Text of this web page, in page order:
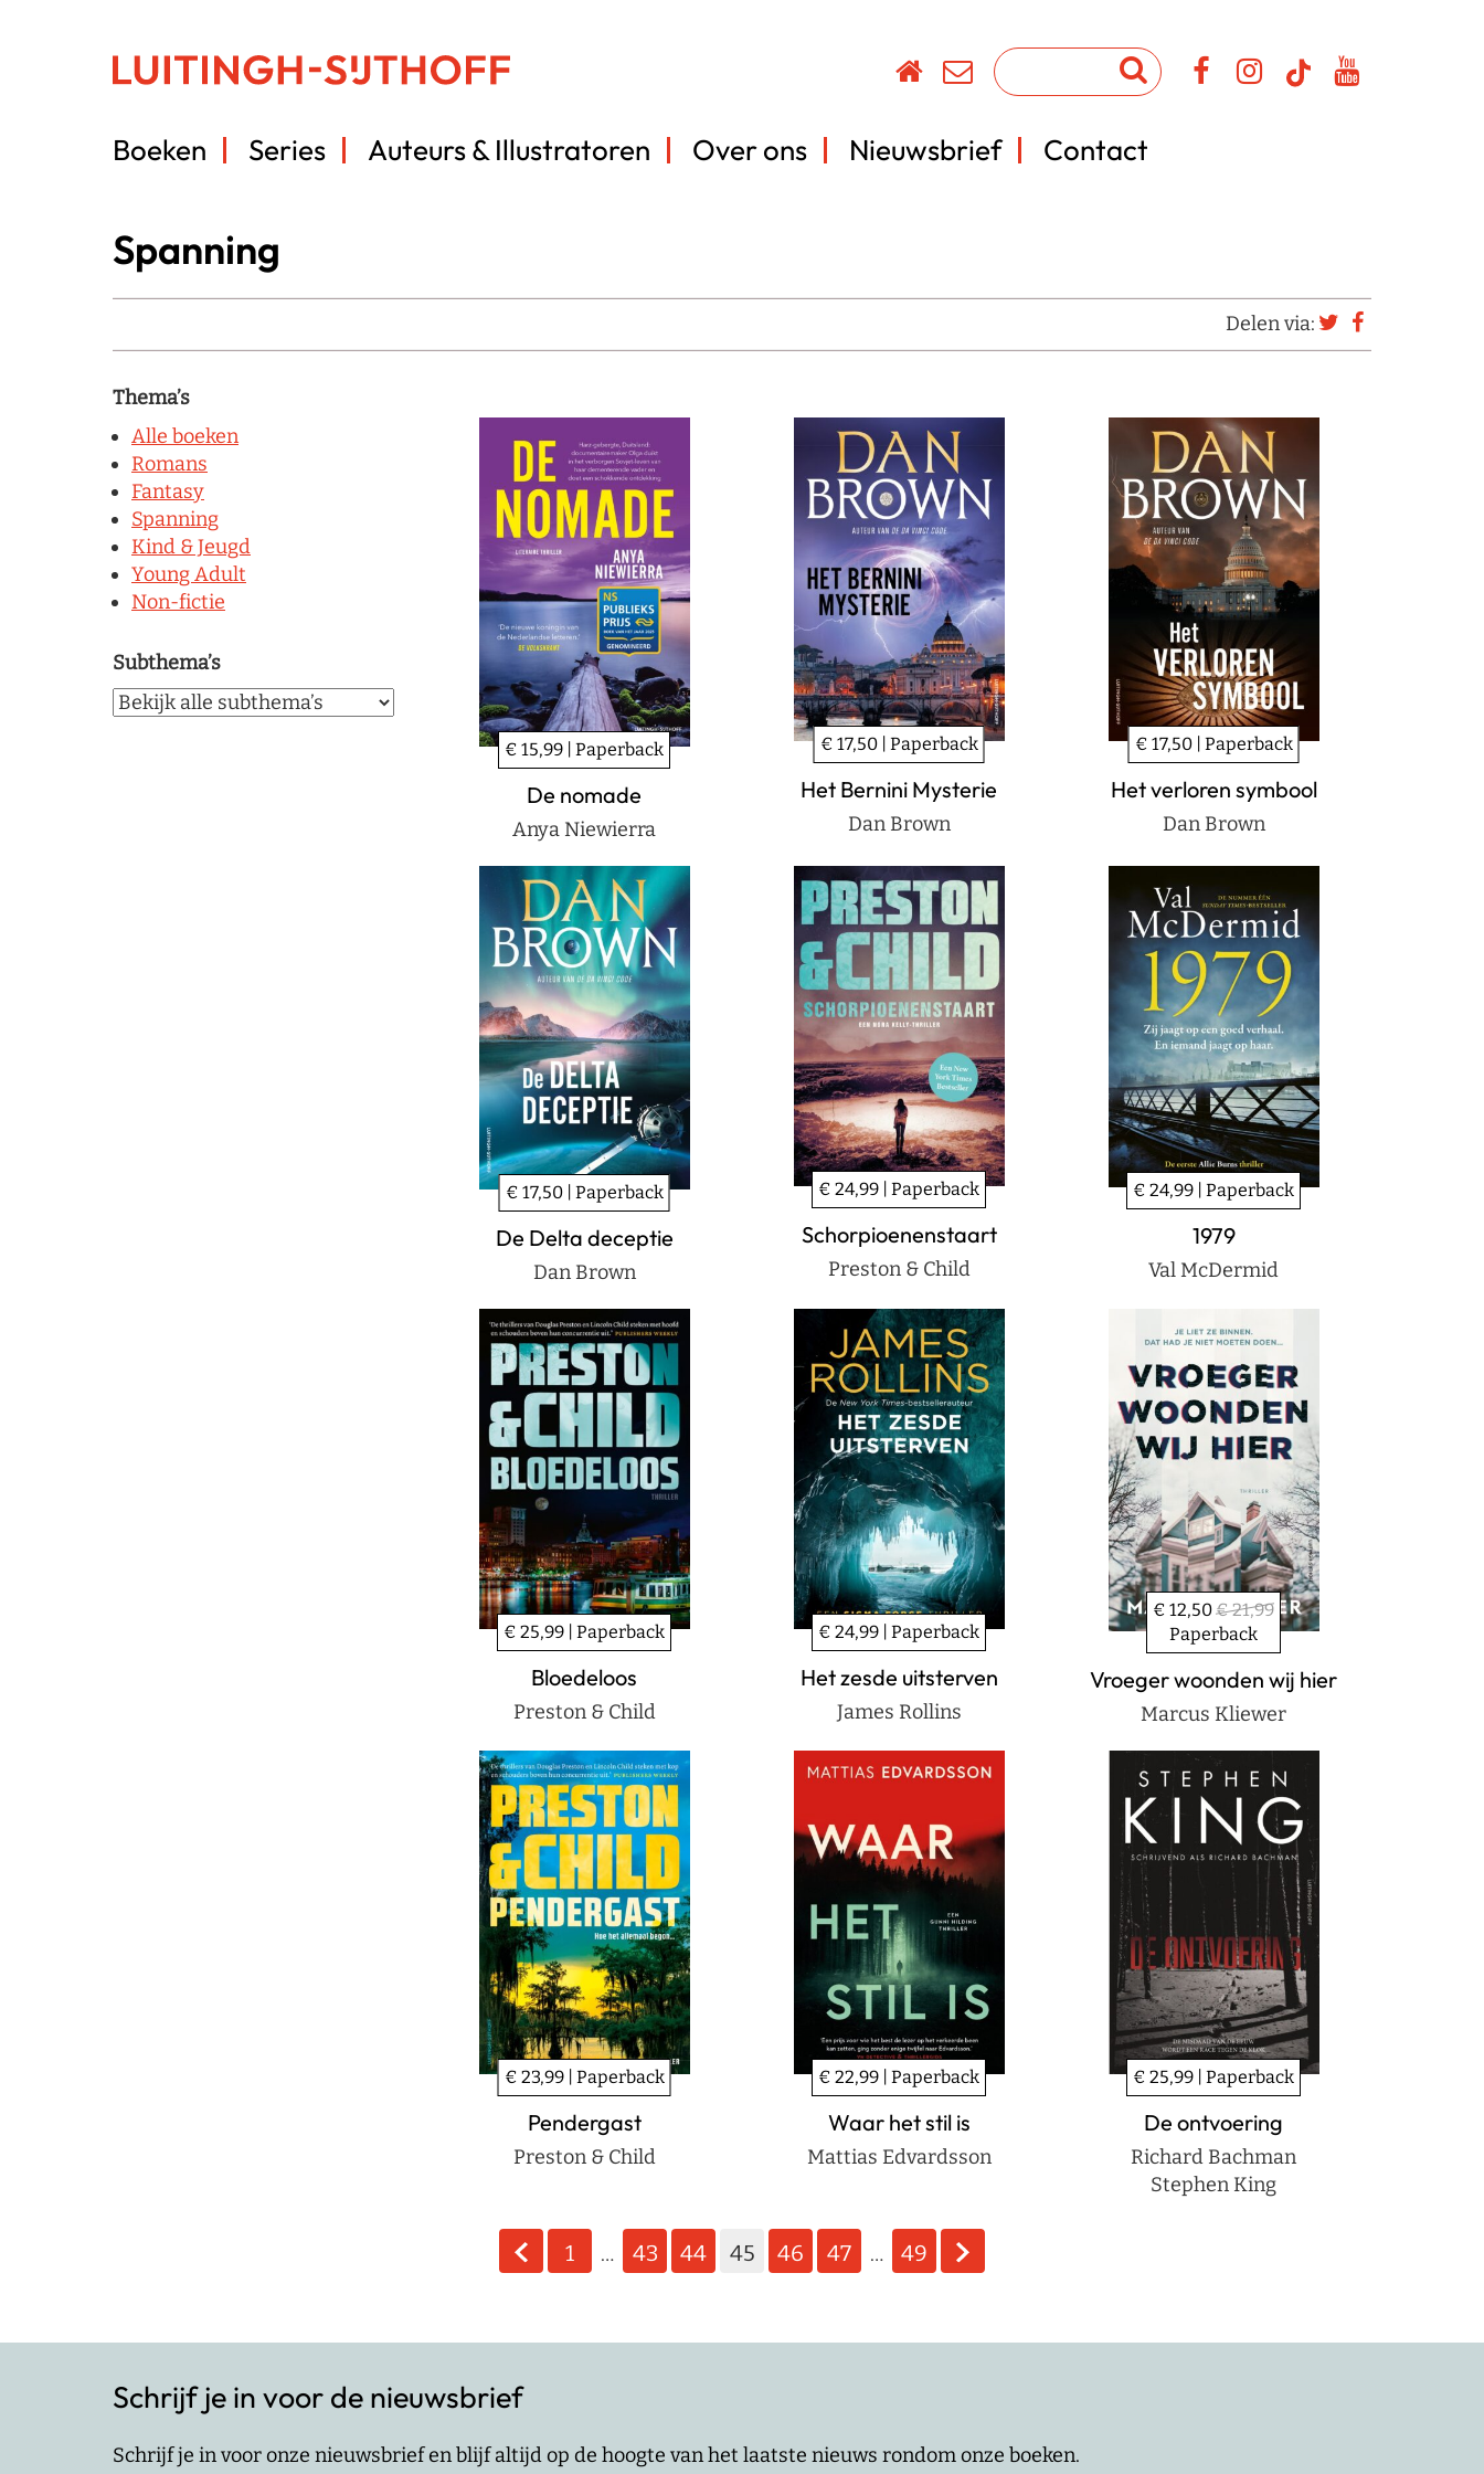
Boeken Series Auteurs & Illustratoren Over ons Nieuwsbrief Contact
Spanning
Delen via:
Thema’s
Alle boeken
Romans
Fantasy
Spanning
Kind & Jeugd
Young Adult
Non-fictie
Subthema’s
€ 15,99 | Paperback
De nomade
Anya Niewierra
€ 17,50 | Paperback
Het Bernini Mysterie
Dan Brown
€ 17,50 | Paperback
Het verloren symbool
Dan Brown
€ 17,50 | Paperback
De Delta deceptie
Dan Brown
€ 24,99 | Paperback
Schorpioenenstaart
Preston & Child
€ 24,99 | Paperback
1979
Val McDermid
€ 25,99 | Paperback
Bloedeloos
Preston & Child
€ 24,99 | Paperback
Het zesde uitsterven
James Rollins
€ 12,50€ 21,99
Paperback
Vroeger woonden wij hier
Marcus Kliewer
€ 23,99 | Paperback
Pendergast
Preston & Child
€ 22,99 | Paperback
Waar het stil is
Mattias Edvardsson
€ 25,99 | Paperback
De ontvoering
Richard Bachman
Stephen King
1 … 43 44 45 46 47 … 49
Schrijf je in voor de nieuwsbrief
Schrijf je in voor onze nieuwsbrief en blijf altijd op de hoogte van het laatste nieuws rondom onze boeken.